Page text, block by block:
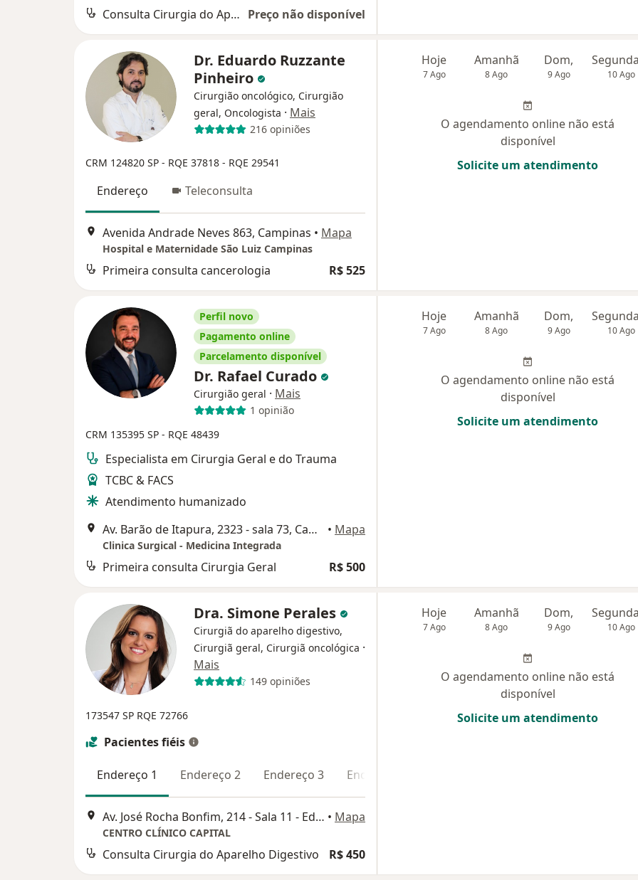
Consulta Cirurgia do Aparelho Digestivo Preço não disponível
Dr. Eduardo Ruzzante
Pinheiro
Cirurgião oncológico, Cirurgião
geral, Oncologista · Mais
216 opiniões
CRM 124820 SP - RQE 37818 - RQE 29541
Endereço Teleconsulta
Avenida Andrade Neves 863, Campinas • Mapa
Hospital e Maternidade São Luiz Campinas
Primeira consulta cancerologia R$ 525
Hoje
7 Ago
Amanhã
8 Ago
Dom,
9 Ago 10 Ago
O agendamento online não está
disponível
Solicite um atendimento
Perfil novo
Pagamento online
Parcelamento disponível
Dr. Rafael Curado
Cirurgião geral · Mais
1 opinião
CRM 135395 SP - RQE 48439
Especialista em Cirurgia Geral e do Trauma
TCBC & FACS
Atendimento humanizado
Av. Barão de Itapura, 2323 - sala 73, Campinas
• Mapa
Clinica Surgical - Medicina Integrada
Primeira consulta Cirurgia Geral R$ 500
Hoje
7 Ago
Amanhã
8 Ago
Dom,
9 Ago 10 Ago
O agendamento online não está
disponível
Solicite um atendimento
Dra. Simone Perales
Cirurgiã do aparelho digestivo,
Cirurgiã geral, Cirurgiã oncológica ·
Mais
149 opiniões
173547 SP RQE 72766
Pacientes fiéis
Endereço 1 Endereço 2 Endereço 3 Endereço 4
Av. José Rocha Bonfim, 214 - Sala 11 - Ed. Chicago, Campinas • Mapa
CENTRO CLÍNICO CAPITAL
Consulta Cirurgia do Aparelho Digestivo R$ 450
Hoje
7 Ago
Amanhã
8 Ago
Dom,
9 Ago 10 Ago
O agendamento online não está
disponível
Solicite um atendimento